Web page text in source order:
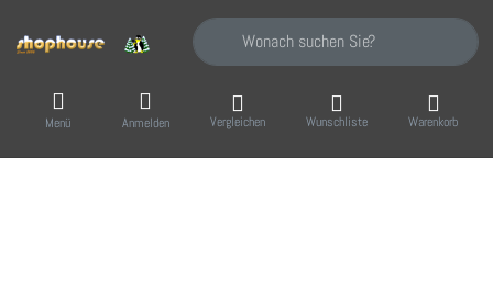
Geben Sie einen Suchbegriff ein. Während
Menü Anmelden Vergleichen Wunschliste Warenkorb